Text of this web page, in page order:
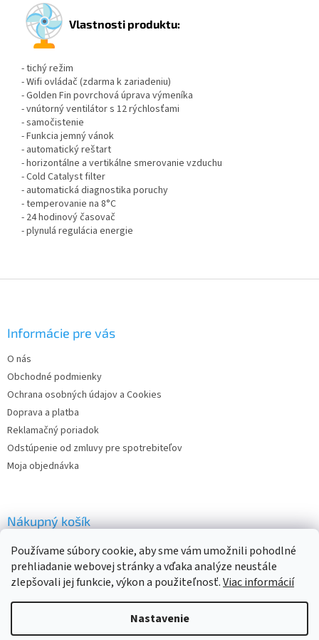
Používame súbory cookie, aby sme vám umožnili pohodlné
prehliadanie webovej stránky a vďaka analýze neustále
zlepšovali jej funkcie, výkon a použiteľnosť.Viac informácií
Nastavenie
Vlastnosti produktu:
- tichý režim
- Wifi ovládač (zdarma k zariadeniu)
- Golden Fin povrchová úprava výmeníka
- vnútorný ventilátor s 12 rýchlosťami
- samočistenie
- Funkcia jemný vánok
- automatický reštart
- horizontálne a vertikálne smerovanie vzduchu
- Cold Catalyst filter
- automatická diagnostika poruchy
- temperovanie na 8°C
- 24 hodinový časovač
- plynulá regulácia energie
Informácie pre vás
O nás
Obchodné podmienky
Ochrana osobných údajov a Cookies
Doprava a platba
Reklamačný poriadok
Odstúpenie od zmluvy pre spotrebiteľov
Moja objednávka
Nákupný košík
0KS /€0